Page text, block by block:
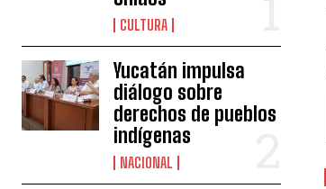
CULTURA
Yucatán impulsa
diálogo sobre
derechos de pueblos
indígenas
NACIONAL